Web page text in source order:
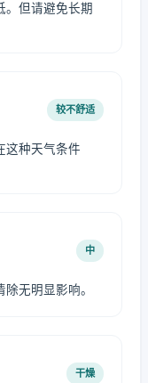
。但请避免长期
较不舒适
这种天气条件
中
无明显影响。
干燥